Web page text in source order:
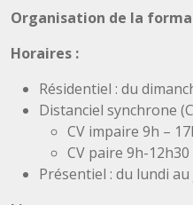
Organisation de la
Horaires :
Résidentiel : du
Distanciel synchrone
CV impaire 9h –
CV paire 9h-12h30
Présentiel : du lundi